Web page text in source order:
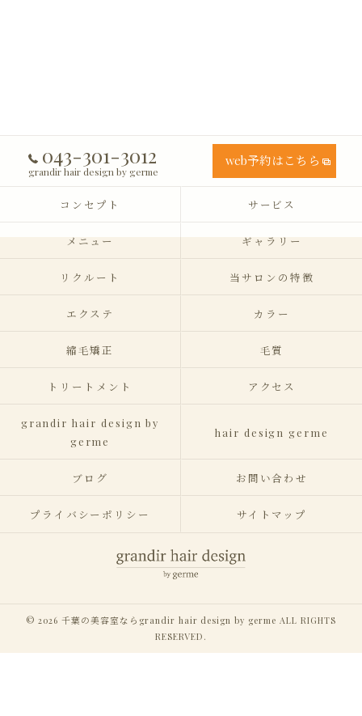
043-301-3012
grandir hair design by germe
web予約はこちら
コンセプト サービス
メニュー ギャラリー
リクルート 当サロンの特徴
エクステ カラー
縮毛矯正 毛質
トリートメント アクセス
grandir hair design by
germe
hair design germe
ブログ お問い合わせ
プライバシーポリシー サイトマップ
© 2026 千葉の美容室ならgrandir hair design by germe ALL RIGHTS
RESERVED.